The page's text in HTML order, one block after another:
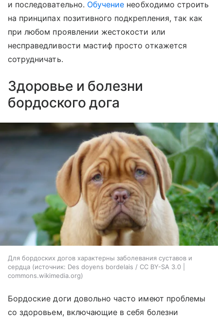
и последовательно. Обучение необходимо строить
на принципах позитивного подкрепления, так как
при любом проявлении жестокости или
несправедливости мастиф просто откажется
сотрудничать.
Здоровье и болезни
бордоского дога
Для бордоских догов характерны заболевания суставов и
сердца
источник: Des doyens bordelais / CC BY-SA 3.0 |
commons.wikimedia.org
Бордоские доги довольно часто имеют проблемы
со здоровьем, включающие в себя болезни